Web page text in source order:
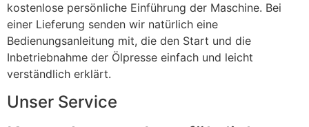
kostenlose persönliche Einführung der Maschine. Bei
einer Lieferung senden wir natürlich eine
Bedienungsanleitung mit, die den Start und die
Inbetriebnahme der Ölpresse einfach und leicht
verständlich erklärt.
Unser Service